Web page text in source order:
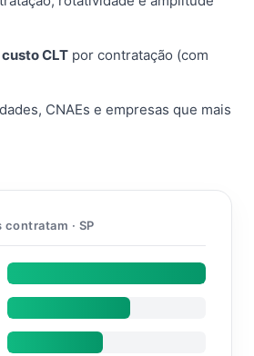
custo CLT por contratação (com
CNAEs e empresas que mais
· SP